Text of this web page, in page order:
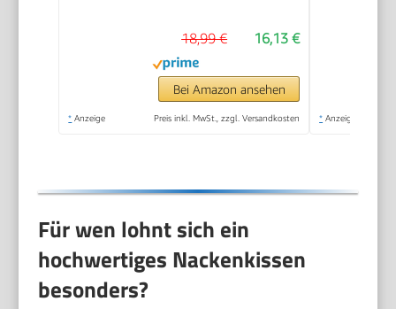
Kompaktes
Nackenkissen Reise,
Ergonomisches Weich
Atmungsaktiv mit
16,13 €
18,99 €
Bei Amazon ansehen
* Anzeige Preis inkl. MwSt., zzgl. Versandkosten * Anzeige
Für wen lohnt sich ein
hochwertiges Nackenkissen
besonders?